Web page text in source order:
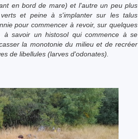
en bord de mare) et l'autre un peu plus
et peine à s'implanter sur les talus
pour commencer à revoir, sur quelques
à savoir un histosol qui commence à se
la monotonie du milieu et de recréer
de libellules (larves d'odonates).